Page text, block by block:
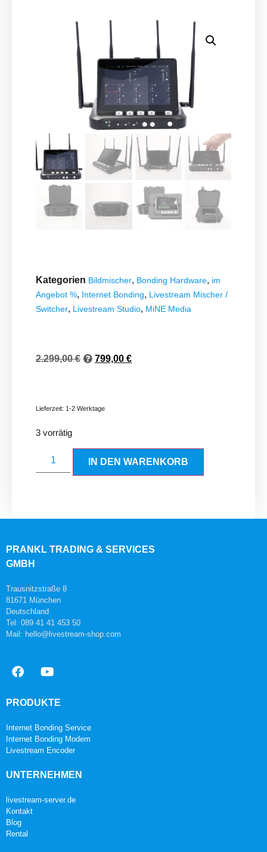
Kategorien Bildmischer, Bonding Hardware, im
Angebot %, Internet Bonding, Livestream Mischer /
Switcher, Livestream Studio, MiNE Media
2.299,00€ 799,00 €
Lieferzeit: 1-2 Werktage
3 vorrätig
IN DEN WARENKORB
PRANKL TRADING & SERVICES
GMBH
Trausnitzstraße 8
81671 München
Deutschland
Tel: 089 41 41 453 50
Mail: hello@livestream-shop.com
PRODUKTE
Internet Bonding Service
Internet Bonding Modem
Livestream Encoder
UNTERNEHMEN
livestream-server.de
Kontakt
Blog
Rental